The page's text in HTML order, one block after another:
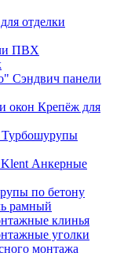
отделки
ПВХ
Сэндвич панели
Крепёж для
Турбошурупы
Анкерные
по бетону
рамный
клинья
уголки